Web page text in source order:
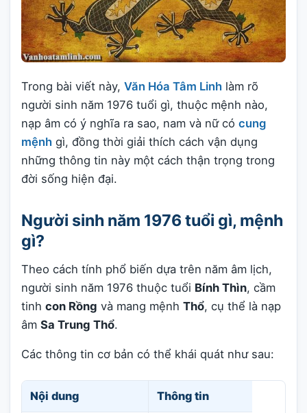
Trong bài viết này, Văn Hóa Tâm Linh làm rõ
người sinh năm 1976 tuổi gì, thuộc mệnh nào,
nạp âm có ý nghĩa ra sao, nam và nữ có cung
mệnh gì, đồng thời giải thích cách vận dụng
những thông tin này một cách thận trọng trong
đời sống hiện đại.
Người sinh năm 1976 tuổi gì, mệnh
gì?
Theo cách tính phổ biến dựa trên năm âm lịch,
người sinh năm 1976 thuộc tuổi Bính Thìn, cầm
tinh con Rồng và mang mệnh Thổ, cụ thể là nạp
âm Sa Trung Thổ.
Các thông tin cơ bản có thể khái quát như sau:
Nội dung Thông tin